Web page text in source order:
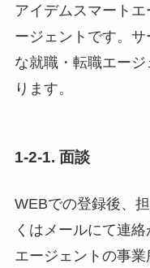
アイデムスマート
ージェントです。
な就職・転職エー
ります。
1-2-1. 面談
WEBでの登録後、
くはメールにて連
エージェントの事